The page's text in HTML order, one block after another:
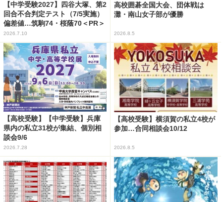
【中学受験2027】四谷大塚、第2
回合不合判定テスト（7/5実施）
偏差値…筑駒74・桜蔭70＜PR＞
2026.7.10
高校囲碁全国大会、団体戦は
灘・南山女子部が優勝
2026.8.5
【高校受験】【中学受験】兵庫
県内の私立31校が集結、個別相
談会9/6
2026.7.28
【高校受験】横須賀の私立4校が
参加…合同相談会10/12
2026.8.5